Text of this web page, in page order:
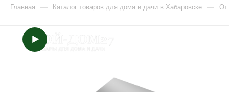
Главная — Каталог товаров для дома и дачи в Хабаровске —